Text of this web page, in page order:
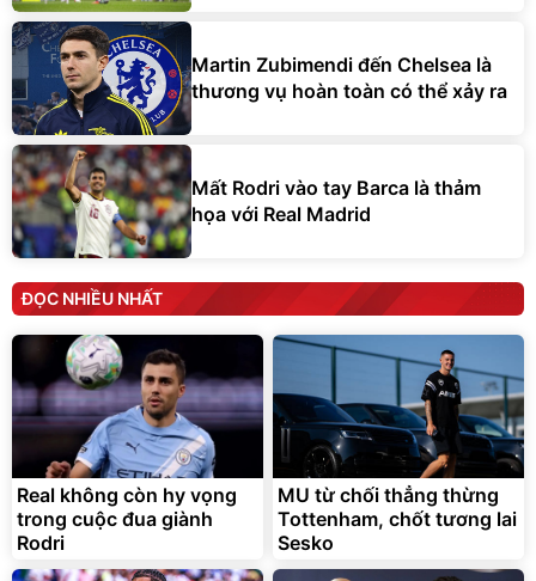
Martin Zubimendi đến Chelsea là
thương vụ hoàn toàn có thể xảy ra
Mất Rodri vào tay Barca là thảm
họa với Real Madrid
ĐỌC NHIỀU NHẤT
Real không còn hy vọng
trong cuộc đua giành
Rodri
MU từ chối thẳng thừng
Tottenham, chốt tương lai
Sesko